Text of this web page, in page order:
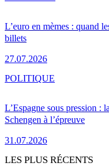
L’euro en mèmes : quand
billets
27.07.2026
L’Espagne sous pression :
Schengen à l’épreuve
31.07.2026
POLITIQUE
LES PLUS RÉCENTS